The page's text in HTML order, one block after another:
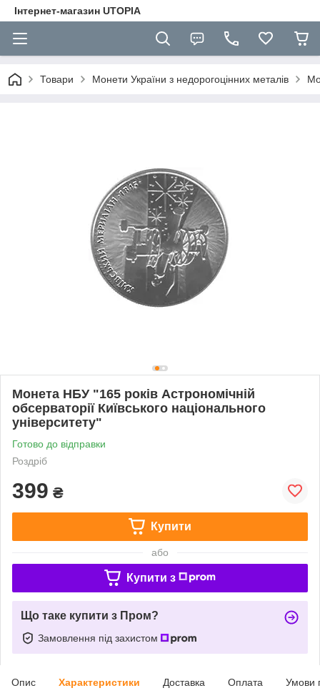
Інтернет-магазин UTOPIA
Товари Монети України з недорогоцінних металів
Монета НБУ "165 років Астрономічній
обсерваторії Київського національного
університету"
Готово до відправки
Роздріб
399 ₴
Купити
або
Купити з
Що таке купити з Пром?
Замовлення під захистом
Опис Характеристики Доставка Оплата Умови